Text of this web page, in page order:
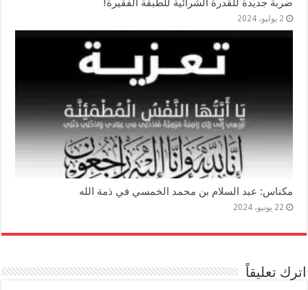
ضربة جديدة للقدرة الشرائية للطبقة الفقيرة!
2 يوليو، 2024
مكناس: عبد السلام بن محمد الخمسي في ذمة الله
22 يونيو، 2024
اترك تعليقاً